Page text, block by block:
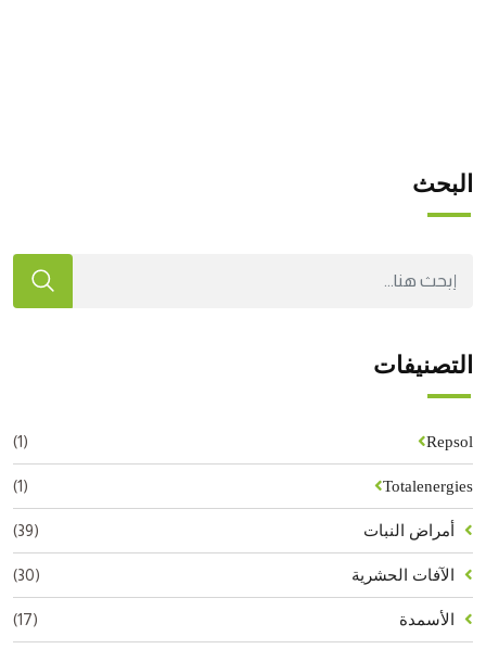
البحث
التصنيفات
Repsol
(1)
Totalenergies
(1)
أمراض النبات (39)
الآفات الحشرية (30)
الأسمدة (17)